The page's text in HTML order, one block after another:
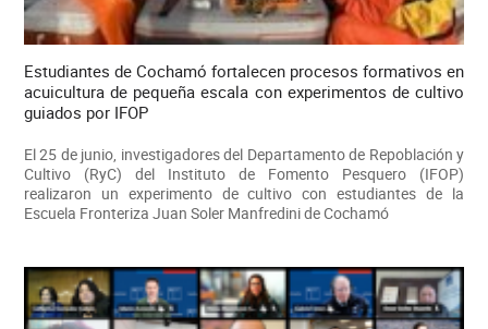
Estudiantes de Cochamó fortalecen procesos formativos en
acuicultura de pequeña escala con experimentos de cultivo
guiados por IFOP
El 25 de junio, investigadores del Departamento de Repoblación y
Cultivo (RyC) del Instituto de Fomento Pesquero (IFOP)
realizaron un experimento de cultivo con estudiantes de la
Escuela Fronteriza Juan Soler Manfredini de Cochamó